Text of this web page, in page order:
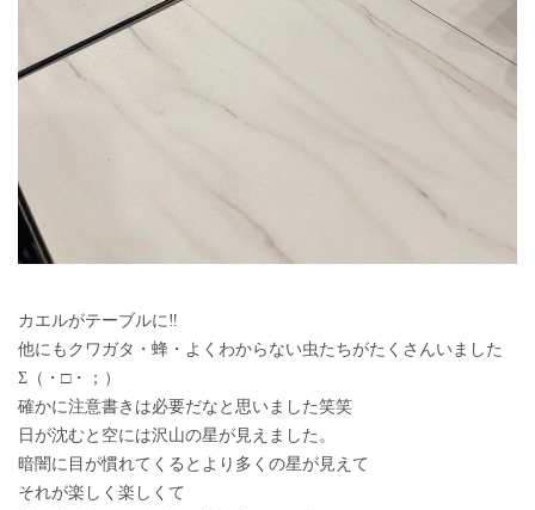
カエルがテーブルに‼
他にもクワガタ・蜂・よくわからない虫たちがたくさんいました
Σ（・□・；）
確かに注意書きは必要だなと思いました笑笑
日が沈むと空には沢山の星が見えました。
暗闇に目が慣れてくるとより多くの星が見えて
それが楽しく楽しくて